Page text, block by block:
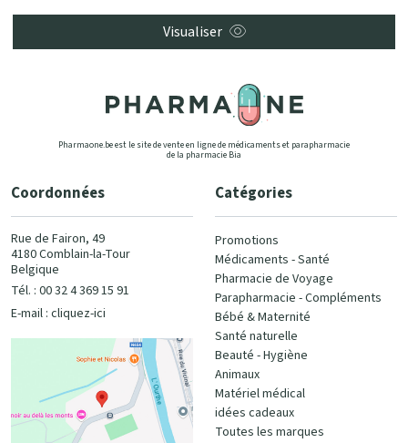
Visualiser
Pharmaone.be est le site de vente en ligne de médicaments et parapharmacie
de la pharmacie Bia
Coordonnées
Rue de Fairon, 49
4180 Comblain-la-Tour
Belgique
Tél. : 00 32 4 369 15 91
E-mail : cliquez-ici
Catégories
Promotions
Médicaments - Santé
Pharmacie de Voyage
Parapharmacie - Compléments
Bébé & Maternité
Santé naturelle
Beauté - Hygiène
Animaux
Matériel médical
idées cadeaux
Toutes les marques